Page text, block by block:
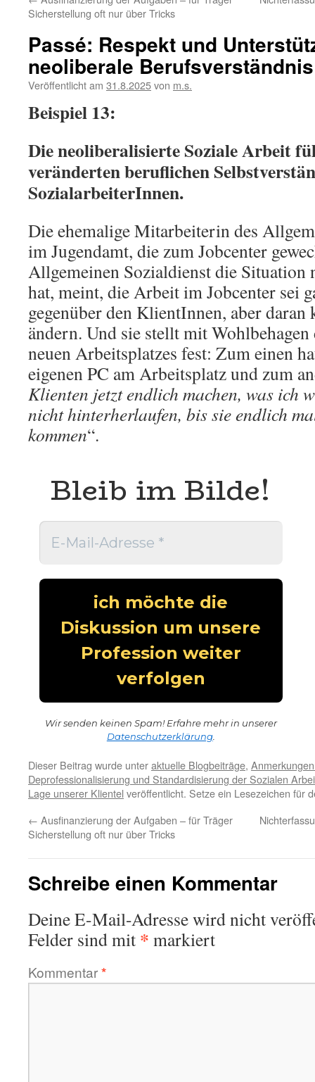
Sicherstellung oft nur über Tricks
Passé: Respekt und
neoliberale Berufsverständnis
Veröffentlicht am 31.8.2025von m.s.
Beispiel 13:
Die neoliberalisierte Soziale Arbeit
veränderten beruflichen
SozialarbeiterInnen.
Die ehemalige Mitarbeiterin des
im Jugendamt, die zum Jobcenter
Allgemeinen Sozialdienst die Situation
hat, meint, die Arbeit im Jobcenter sei
gegenüber den KlientInnen, aber daran
ändern. Und sie stellt mit
neuen Arbeitsplatzes fest: Zum einen
eigenen PC am Arbeitsplatz und zum
Klienten jetzt endlich machen, was ich
nicht hinterherlaufen, bis sie endlich
kommen“.
Bleib im Bilde!
Wir senden keinen Spam! Erfahre mehr in unserer
Datenschutzerklärung.
Dieser Beitrag wurde unteraktuelle Blogbeiträge,
Deprofessionalisierung und Standardisierung der Sozialen
Lage unserer Klientel veröffentlicht. Setze ein Lesezeichen für
← Ausfinanzierung der Aufgaben – für Träger
Sicherstellung oft nur über Tricks
Schreibe einen Kommentar
Deine E-Mail-Adresse wird nicht
Felder sind mit * markiert
Kommentar*